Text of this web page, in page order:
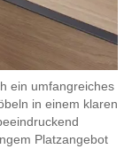
ein umfangreiches
in einem klaren
Platzangebot